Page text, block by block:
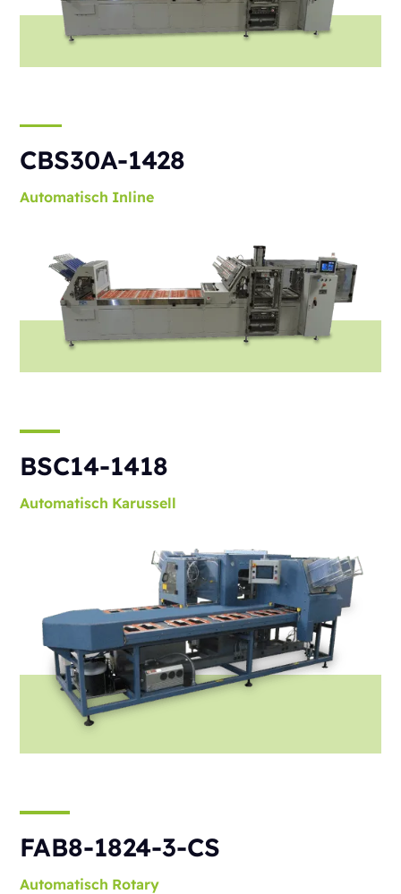
CBS30A-1428
Automatisch Inline
BSC14-1418
Automatisch Karussell
FAB8-1824-3-CS
Automatisch Rotary